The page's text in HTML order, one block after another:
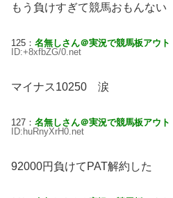
もう負けすぎて競馬おもんない
125： 名無しさん＠実況で競馬板アウト
ID:+8xfbZG/0.net
マイナス10250 涙
127： 名無しさん＠実況で競馬板アウト
ID:huRnyXrH0.net
92000円負けてPAT解約した